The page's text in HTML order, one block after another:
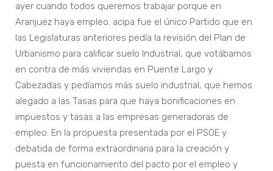
ayer cuando todos queremos trabajar porque en
Aranjuez haya empleo. acipa fue el único Partido que en
las Legislaturas anteriores pedía la revisión del Plan de
Urbanismo para calificar suelo Industrial, que votábamos
en contra de más viviendas en Puente Largo y
Cabezadas y pedíamos más suelo industrial, que hemos
alegado a las Tasas para que haya bonificaciones en
impuestos y tasas a las empresas generadoras de
empleo. En la propuesta presentada por el PSOE y
debatida de forma extraordinaria para la creación y
puesta en funcionamiento del pacto por el empleo y